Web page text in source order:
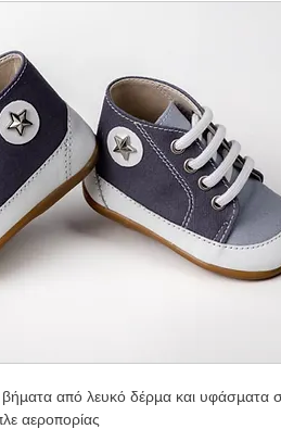
από λευκό δέρμα και υφάσματα
αεροπορίας